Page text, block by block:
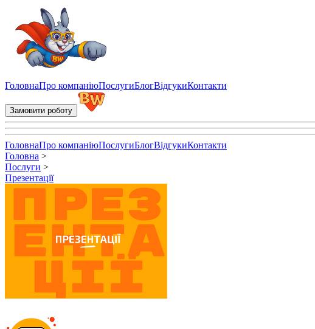
Замовити презентацію - купити написання презентації ➽ bunny-writing.com
ГоловнаПро компаніюПослугиБлогВідгукиКонтакти
Замовити роботу
ГоловнаПро компаніюПослугиБлогВідгукиКонтакти
Головна >
Послуги >
Презентації